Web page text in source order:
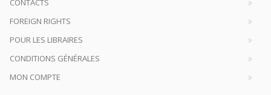
CONTACTS
FOREIGN RIGHTS
POUR LES LIBRAIRES
CONDITIONS GÉNÉRALES
MON COMPTE